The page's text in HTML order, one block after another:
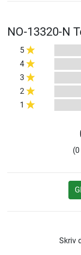
NO-13320-N
5
4
3
2
1
Skriv